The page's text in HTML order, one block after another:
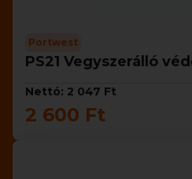
Portwest
PS21 Vegyszerálló
Nettó: 2 047 Ft
2 600 Ft